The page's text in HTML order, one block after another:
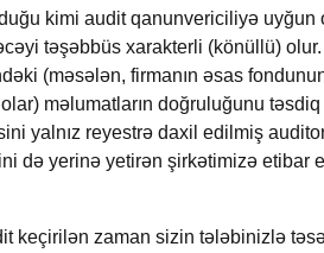
kimi audit qanunvericiliyə uyğun
təşəbbüs xarakterli (könüllü)
(məsələn, firmanın əsas
məlumatların doğruluğunu
yalnız reyestrə daxil edilmiş
də yerinə yetirən şirkətimizə etibar
keçirilən zaman sizin tələbinizlə